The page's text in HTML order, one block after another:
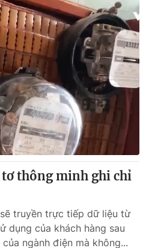
tơ thông minh ghi chỉ
truyền trực tiếp dữ liệu từ
dụng của khách hàng sau
ngành điện mà không...